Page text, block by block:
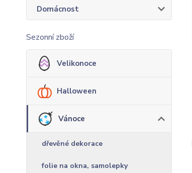
Domácnost
Sezonní zboží
Velikonoce
Halloween
Vánoce
dřevěné dekorace
folie na okna, samolepky